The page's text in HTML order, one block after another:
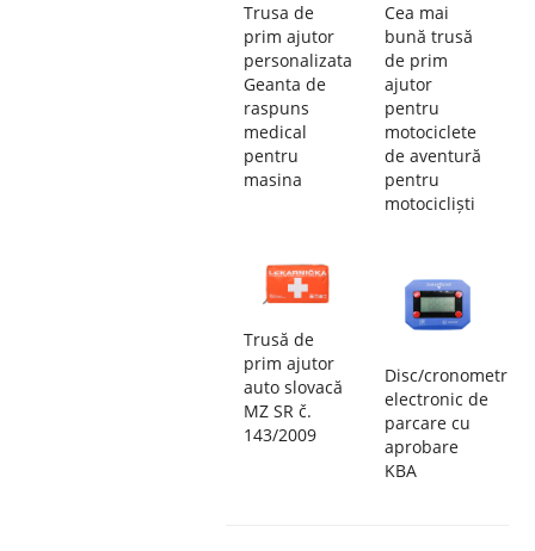
Trusa de
prim ajutor
personalizata
Geanta de
raspuns
medical
pentru
masina
Cea mai
bună trusă
de prim
ajutor
pentru
motociclete
de aventură
pentru
motocicliști
Trusă de
prim ajutor
auto slovacă
MZ SR č.
143/2009
Disc/cronometru
electronic de
parcare cu
aprobare
KBA